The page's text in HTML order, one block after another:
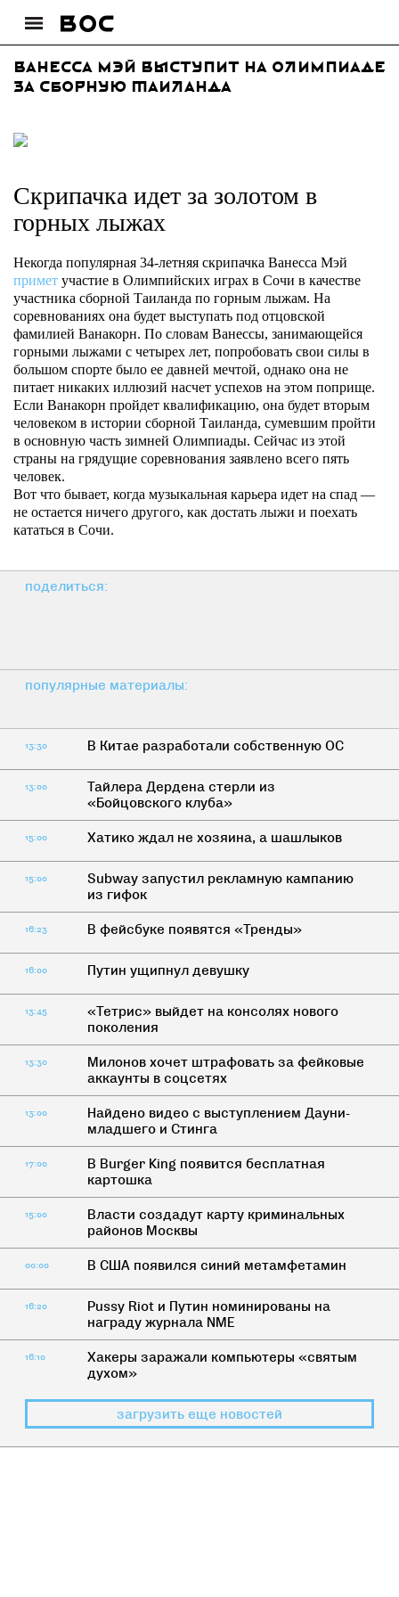
Ванесса Мэй выступит на Олимпиаде
за сборную Таиланда
Скрипачка идет за золотом в
горных лыжах
Некогда популярная 34-летняя скрипачка Ванесса Мэй
примет участие в Олимпийских играх в Сочи в качестве
участника сборной Таиланда по горным лыжам. На
соревнованиях она будет выступать под отцовской
фамилией Ванакорн. По словам Ванессы, занимающейся
горными лыжами с четырех лет, попробовать свои силы в
большом спорте было ее давней мечтой, однако она не
питает никаких иллюзий насчет успехов на этом поприще.
Если Ванакорн пройдет квалификацию, она будет вторым
человеком в истории сборной Таиланда, сумевшим пройти
в основную часть зимней Олимпиады. Сейчас из этой
страны на грядущие соревнования заявлено всего пять
человек.
Вот что бывает, когда музыкальная карьера идет на спад —
не остается ничего другого, как достать лыжи и поехать
кататься в Сочи.
поделиться:
популярные материалы:
13:30 В Китае разработали собственную ОС
13:00
Тайлера Дердена стерли из
«Бойцовского клуба»
15:00 Хатико ждал не хозяина, а шашлыков
15:00
Subway запустил рекламную кампанию
из гифок
16:23 В фейсбуке появятся «Тренды»
16:00 Путин ущипнул девушку
13:45
«Тетрис» выйдет на консолях нового
поколения
13:30
Милонов хочет штрафовать за фейковые
аккаунты в соцсетях
13:00
Найдено видео с выступлением Дауни-
младшего и Стинга
17:00
В Burger King появится бесплатная
картошка
15:00
Власти создадут карту криминальных
районов Москвы
00:00 В США появился синий метамфетамин
16:20
Pussy Riot и Путин номинированы на
награду журнала NME
16:10
Хакеры заражали компьютеры «святым
духом»
загрузить еще новостей